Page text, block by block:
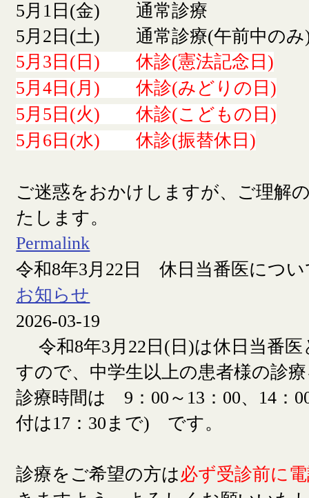
5月1日(金) 通常診療
5月2日(土) 通常診療(午前中のみ
5月3日(日) 休診(憲法記念日)
5月4日(月) 休診(みどりの日)
5月5日(火) 休診(こどもの日)
5月6日(水) 休診(振替休日)
ご迷惑をおかけしますが、ご理解
たします。
Permalink
令和8年3月22日 休日当番医につい
お知らせ
2026-03-19
令和8年3月22日(日)は休日当番
すので、中学生以上の患者様の診
診療時間は 9：00～13：00、14：
付は17：30まで) です。
診療をご希望の方は必ず受診前に